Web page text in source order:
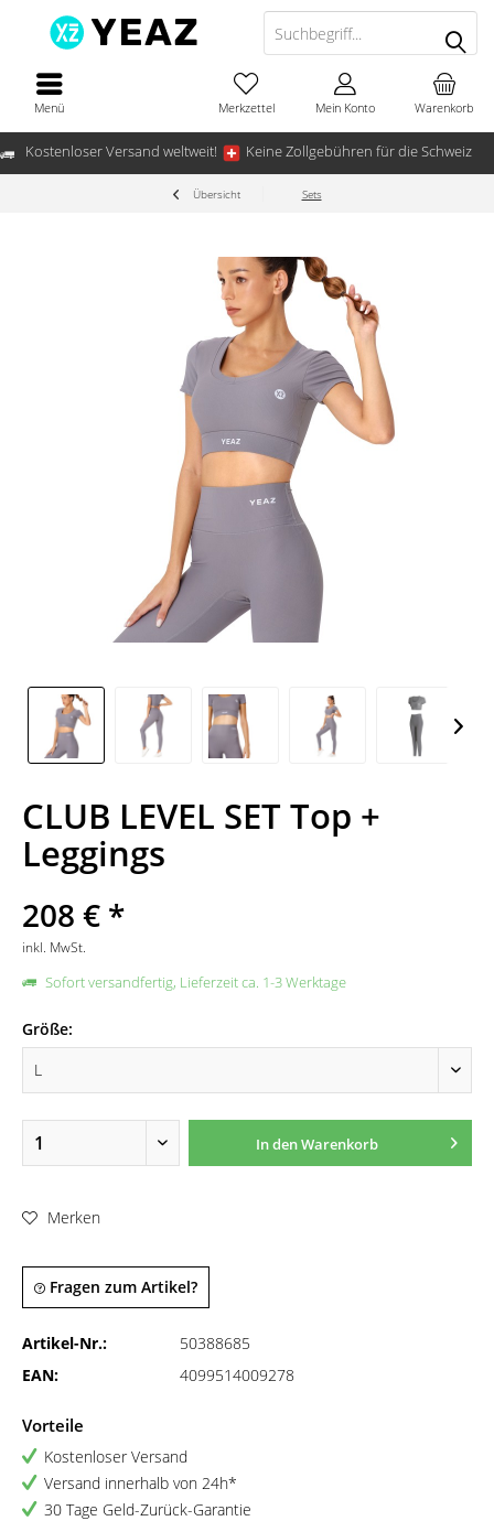
Kostenloser Versand weltweit! Keine Zollgebühren für die Schweiz
Menü Warenkorb
Merkzettel Mein Konto
Übersicht Sets
CLUB LEVEL SET Top +
Leggings
208 € *
inkl. MwSt.
Sofort versandfertig, Lieferzeit ca. 1-3 Werktage
Größe:
In denWarenkorb
Merken
Fragen zum Artikel?
Artikel-Nr.:
50388685
EAN:
4099514009278
Vorteile
Kostenloser Versand
Versand innerhalb von 24h*
30 Tage Geld-Zurück-Garantie